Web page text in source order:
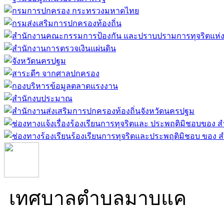
เทศบาลตำบลมาบแค